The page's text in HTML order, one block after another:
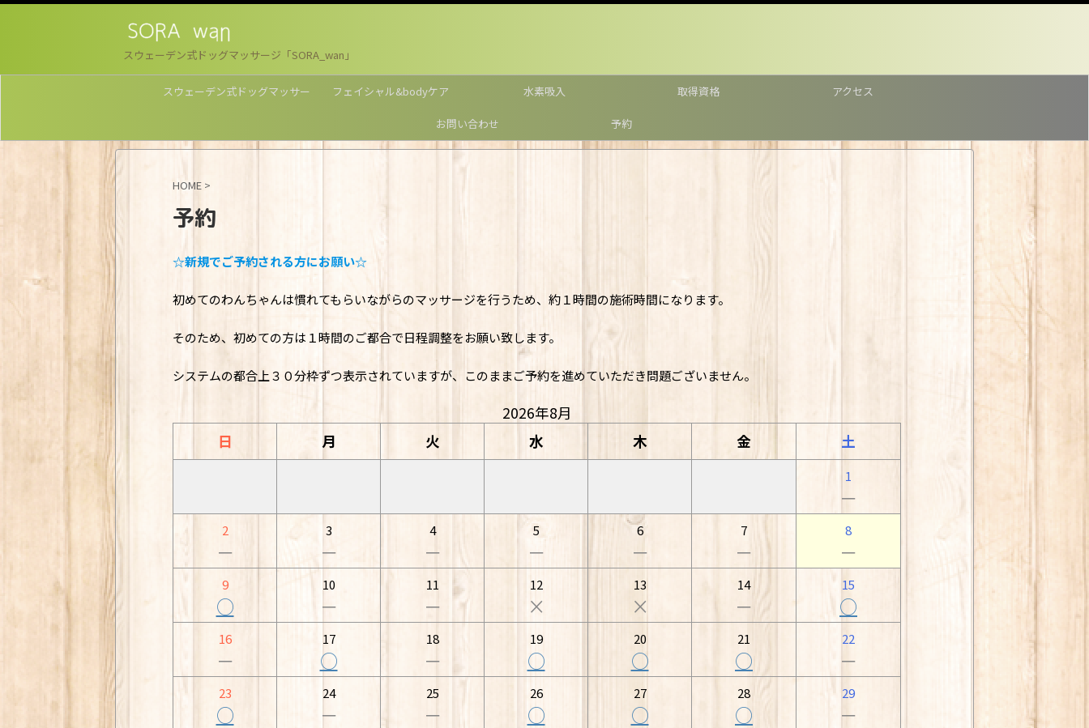
スウェーデン式ドッグマッサージ「SORA_wan」
スウェーデン式ドッグマッサー フェイシャル&bodyケア 水素吸入 取得資格 アクセス
お問い合わせ 予約
HOME >
予約
☆新規でご予約される方にお願い☆
初めてのわんちゃんは慣れてもらいながらのマッサージを行うため、約１時間の施術時間になります。
そのため、初めての方は１時間のご都合で日程調整をお願い致します。
システムの都合上３０分枠ずつ表示されていますが、このままご予約を進めていただき問題ございません。
2026年8月
日
月 火 水 木 金 土
1
－
2
－
3
－
4
－
5
－
6
－
7
－
8
－
9
○
10
－
11
－
12
×
13
×
14
－
15
○
16
－
17
○
18
－
19
○
20
○
21
○
22
－
23
○
24
－
25
－
26
○
27
○
28
○
29
－